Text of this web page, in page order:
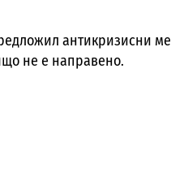
антикризисни
не е направено.